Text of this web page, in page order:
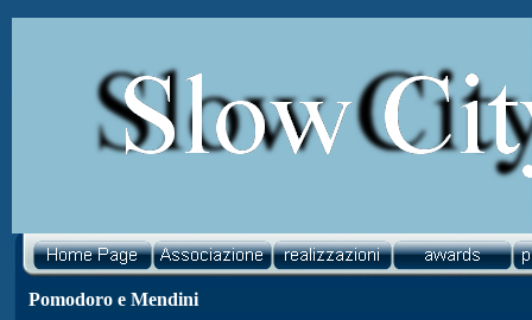
Pomodoro e Mendini